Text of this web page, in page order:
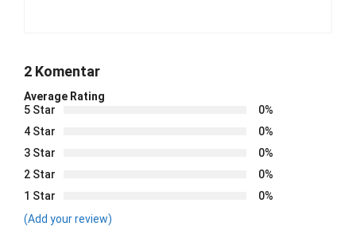
2 Komentar
Average Rating
5 Star
0%
4 Star
0%
3 Star
0%
2 Star
0%
1 Star
0%
(Add your review)